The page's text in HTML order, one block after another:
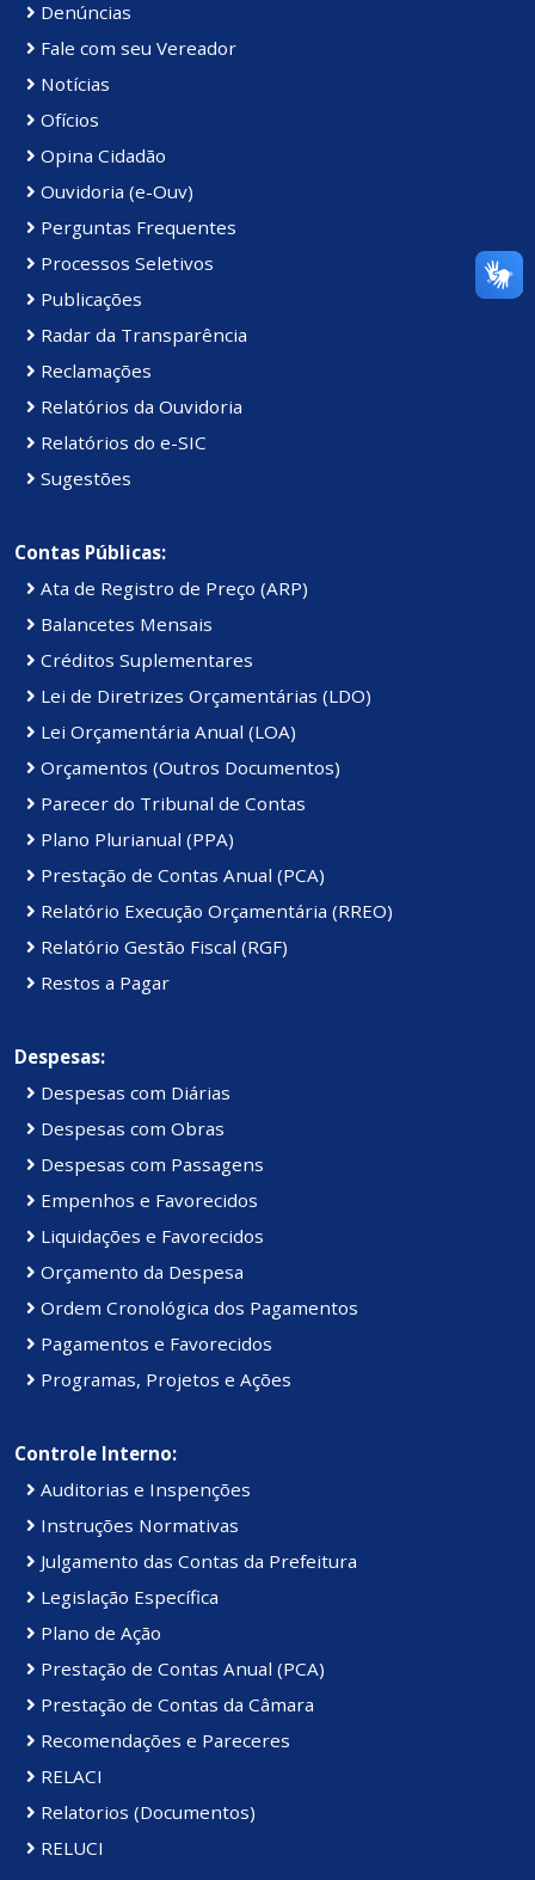
Denúncias
Fale com seu Vereador
Notícias
Ofícios
Opina Cidadão
Ouvidoria (e-Ouv)
Perguntas Frequentes
Processos Seletivos
Publicações
Radar da Transparência
Reclamações
Relatórios da Ouvidoria
Relatórios do e-SIC
Sugestões
Contas Públicas:
Ata de Registro de Preço (ARP)
Balancetes Mensais
Créditos Suplementares
Lei de Diretrizes Orçamentárias (LDO)
Lei Orçamentária Anual (LOA)
Orçamentos (Outros Documentos)
Parecer do Tribunal de Contas
Plano Plurianual (PPA)
Prestação de Contas Anual (PCA)
Relatório Execução Orçamentária (RREO)
Relatório Gestão Fiscal (RGF)
Restos a Pagar
Despesas:
Despesas com Diárias
Despesas com Obras
Despesas com Passagens
Empenhos e Favorecidos
Liquidações e Favorecidos
Orçamento da Despesa
Ordem Cronológica dos Pagamentos
Pagamentos e Favorecidos
Programas, Projetos e Ações
Controle Interno:
Auditorias e Inspenções
Instruções Normativas
Julgamento das Contas da Prefeitura
Legislação Específica
Plano de Ação
Prestação de Contas Anual (PCA)
Prestação de Contas da Câmara
Recomendações e Pareceres
RELACI
Relatorios (Documentos)
RELUCI